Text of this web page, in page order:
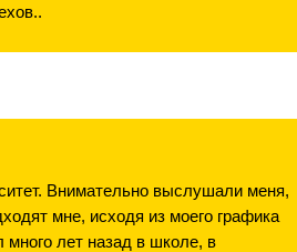
Внимательно выслушали меня,
мне, исходя из моего графика
лет назад в школе, в